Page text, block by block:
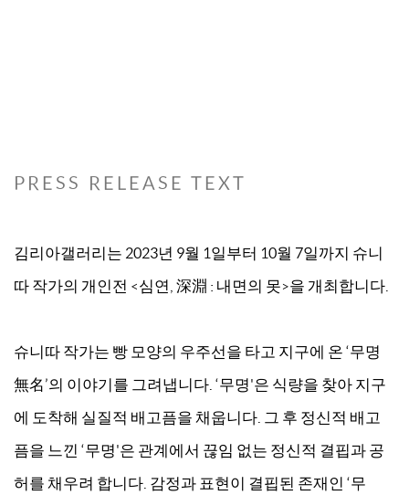
PRESS RELEASE TEXT
김리아갤러리는 2023년 9월 1일부터 10월 7일까지 슈니
따 작가의 개인전 <심연, 深淵 : 내면의 못>을 개최합니다.
슈니따 작가는 빵 모양의 우주선을 타고 지구에 온 ‘무명
無名’의 이야기를 그려냅니다. ‘무명'은 식량을 찾아 지구
에 도착해 실질적 배고픔을 채웁니다. 그 후 정신적 배고
픔을 느낀 ‘무명'은 관계에서 끊임 없는 정신적 결핍과 공
허를 채우려 합니다. 감정과 표현이 결핍된 존재인 ‘무